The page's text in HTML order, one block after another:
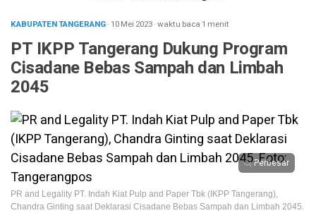
KABUPATEN TANGERANG· 10 Mei 2023·waktu baca 1 menit
PT IKPP Tangerang Dukung Program
Cisadane Bebas Sampah dan Limbah
2045
Perbesar
PR and Legality PT. Indah Kiat Pulp and Paper Tbk (IKPP Tangerang),
Chandra Ginting saat Deklarasi Cisadane Bebas Sampah dan Limbah 2045.